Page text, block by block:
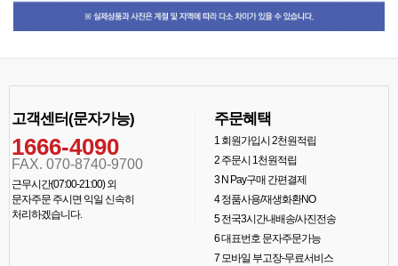
고객센터(문자가능)
1666-4090
FAX. 070-8740-9700
근무시간(07:00-21:00) 외
문자주문 주시면 익일 신속히
처리하겠습니다.
주문혜택
1회원가입시 2천원적립
2주문시 1천원적립
3N Pay구매 간편결제
4정품사용/재생화환NO
5전국3시간내배송/사진전송
6대표번호 문자주문가능
7모바일 부고장-무료서비스